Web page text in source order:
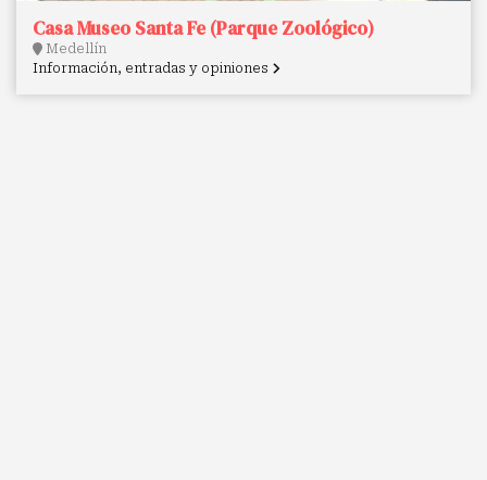
Casa Museo Santa Fe (Parque Zoológico)
Medellín
Información, entradas y opiniones